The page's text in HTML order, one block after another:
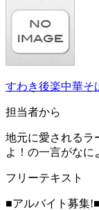
すわき後楽中華そ
担当者から
地元に愛される
よ！の一言がなに
フリーテキスト
■アルバイト募集